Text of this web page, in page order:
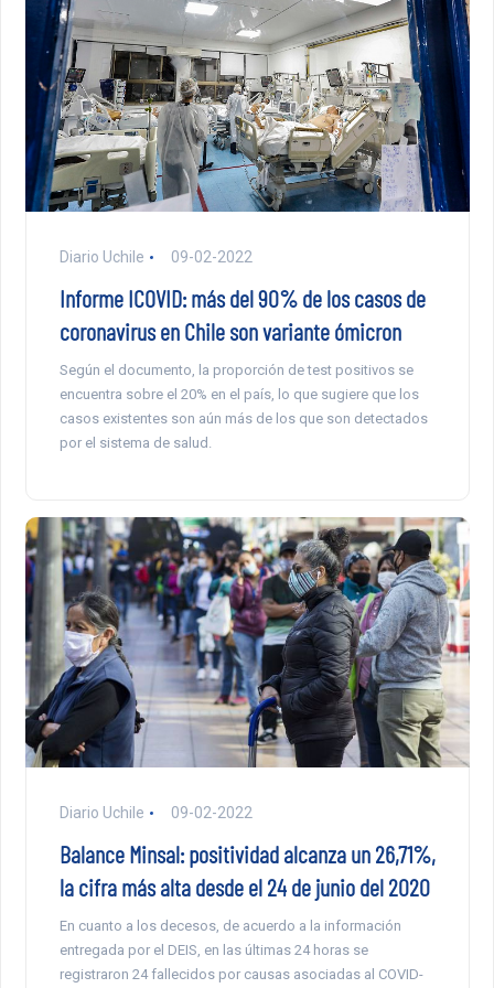
Diario Uchile 09-02-2022
Informe ICOVID: más del 90% de los casos de
coronavirus en Chile son variante ómicron
Según el documento, la proporción de test positivos se
encuentra sobre el 20% en el país, lo que sugiere que los
casos existentes son aún más de los que son detectados
por el sistema de salud.
Diario Uchile 09-02-2022
Balance Minsal: positividad alcanza un 26,71%,
la cifra más alta desde el 24 de junio del 2020
En cuanto a los decesos, de acuerdo a la información
entregada por el DEIS, en las últimas 24 horas se
registraron 24 fallecidos por causas asociadas al COVID-